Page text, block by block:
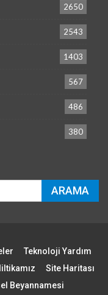
2650
2543
1403
567
486
380
Teknoloji Yardım
Site Haritası
Beyannamesi